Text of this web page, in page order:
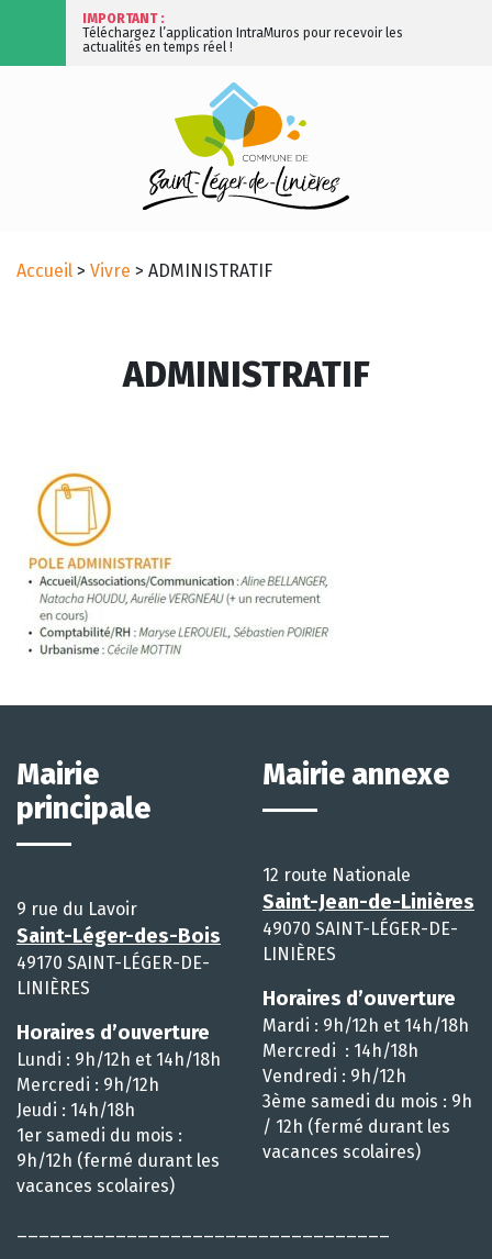
IMPORTANT :
Téléchargez l’application IntraMuros pour recevoir les
actualités en temps réel !
Accueil > Vivre > ADMINISTRATIF
ADMINISTRATIF
Mairie
principale
9 rue du Lavoir
Saint-Léger-des-Bois
49170 SAINT-LÉGER-DE-
LINIÈRES
Horaires d’ouverture
Lundi : 9h/12h et 14h/18h
Mercredi : 9h/12h
Jeudi : 14h/18h
1er samedi du mois :
9h/12h (fermé durant les
vacances scolaires)
Mairie annexe
12 route Nationale
Saint-Jean-de-Linières
49070 SAINT-LÉGER-DE-
LINIÈRES
Horaires d’ouverture
Mardi : 9h/12h et 14h/18h
Mercredi : 14h/18h
Vendredi : 9h/12h
3ème samedi du mois : 9h
/ 12h (fermé durant les
vacances scolaires)